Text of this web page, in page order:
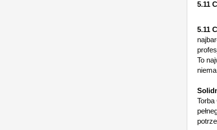
5.11
5.11
To
Torba